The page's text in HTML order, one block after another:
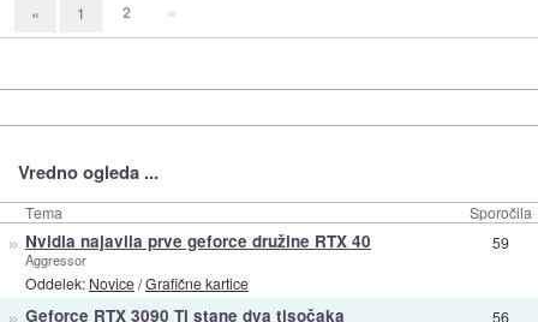
« 1 2 »
Vredno ogleda ...
Tema Sporočila
» Nvidia najavila prve geforce družine RTX 40
Aggressor
Oddelek: Novice/Grafične kartice
59
Geforce RTX 3090 Ti stane dva tisočaka 56